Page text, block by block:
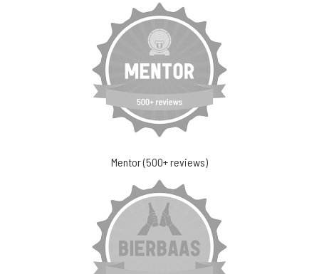
Mentor (500+ reviews)